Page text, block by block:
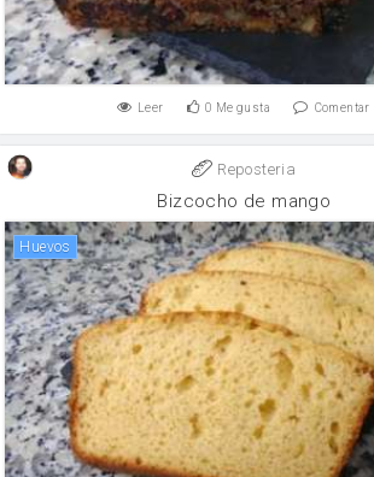
Leer 0 Me gusta Comentar
Reposteria
Bizcocho de mango
huevos